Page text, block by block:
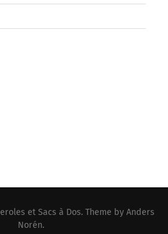
et Sacs à Dos. Theme by Anders
Norén.